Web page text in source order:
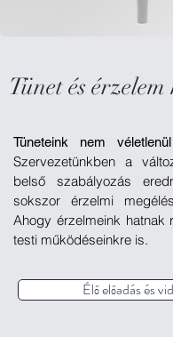
Tünet és
Tüneteink nem
Szervezetünkben a
belső szabályozás
sokszor érzelmi
Ahogy érzelmeink hatnak
testi működéseinkre is.
Élő előadás és